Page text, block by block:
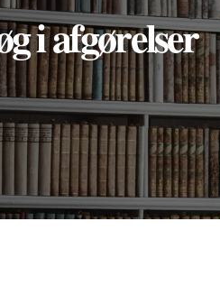
i afgørelser